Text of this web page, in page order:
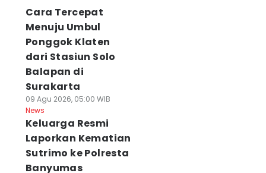
Cara Tercepat
Menuju Umbul
Ponggok Klaten
dari Stasiun Solo
Balapan di
Surakarta
09 Agu 2026, 05:00 WIB
News
Keluarga Resmi
Laporkan Kematian
Sutrimo ke Polresta
Banyumas